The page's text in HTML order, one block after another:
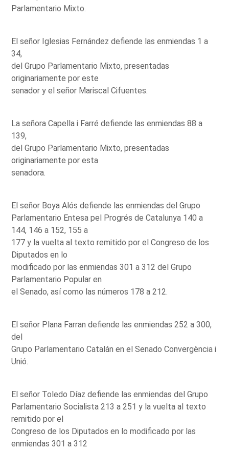
Parlamentario Mixto.
El señor Iglesias Fernández defiende las enmiendas 1 a
34,
del Grupo Parlamentario Mixto, presentadas
originariamente por este
senador y el señor Mariscal Cifuentes.
La señora Capella i Farré defiende las enmiendas 88 a
139,
del Grupo Parlamentario Mixto, presentadas
originariamente por esta
senadora.
El señor Boya Alós defiende las enmiendas del Grupo
Parlamentario Entesa pel Progrés de Catalunya 140 a
144, 146 a 152, 155 a
177 y la vuelta al texto remitido por el Congreso de los
Diputados en lo
modificado por las enmiendas 301 a 312 del Grupo
Parlamentario Popular en
el Senado, así como las números 178 a 212.
El señor Plana Farran defiende las enmiendas 252 a 300,
del
Grupo Parlamentario Catalán en el Senado Convergència i
Unió.
El señor Toledo Díaz defiende las enmiendas del Grupo
Parlamentario Socialista 213 a 251 y la vuelta al texto
remitido por el
Congreso de los Diputados en lo modificado por las
enmiendas 301 a 312